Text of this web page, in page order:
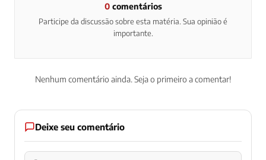
0comentários
Participe da discussão sobre esta matéria. Sua opinião é
importante.
Nenhum comentário ainda. Seja o primeiro a comentar!
Deixe seu comentário